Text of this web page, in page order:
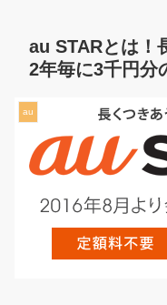
au STARとは！
2年毎に3千円分
au